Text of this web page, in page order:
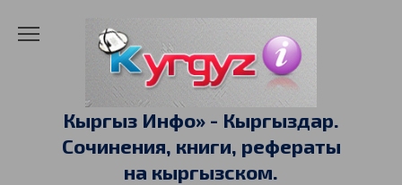
Кыргыз Инфо» - Кыргыздар.
Сочинения, книги, рефераты
на кыргызском.